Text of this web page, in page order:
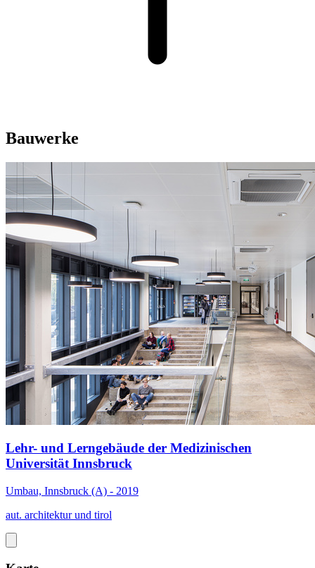
Bauwerke
Lehr- und Lerngebäude der Medizinischen
Universität Innsbruck
Umbau, Innsbruck (A) - 2019
aut. architektur und tirol